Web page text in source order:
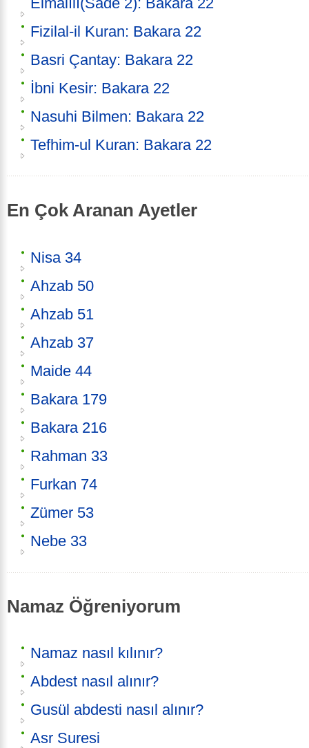
Fizilal-il Kuran: Bakara 22
Basri Çantay: Bakara 22
İbni Kesir: Bakara 22
Nasuhi Bilmen: Bakara 22
Tefhim-ul Kuran: Bakara 22
En Çok Aranan Ayetler
Nisa 34
Ahzab 50
Ahzab 51
Ahzab 37
Maide 44
Bakara 179
Bakara 216
Rahman 33
Furkan 74
Zümer 53
Nebe 33
Namaz Öğreniyorum
Namaz nasıl kılınır?
Abdest nasıl alınır?
Gusül abdesti nasıl alınır?
Asr Suresi